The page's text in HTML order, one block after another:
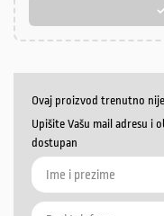
Ovaj proizvod trenutno
Upišite Vašu mail adresu i
dostupan